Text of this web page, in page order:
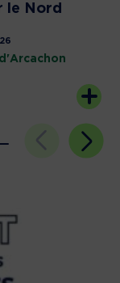
le Nord